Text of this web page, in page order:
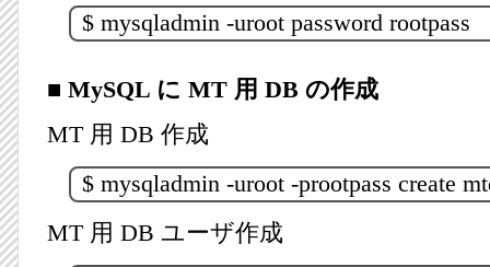
$ mysqladmin -uroot password rootpass
■ MySQL に MT 用 DB の作成
MT 用 DB 作成
$ mysqladmin -uroot -prootpass create
MT 用 DB ユーザ作成